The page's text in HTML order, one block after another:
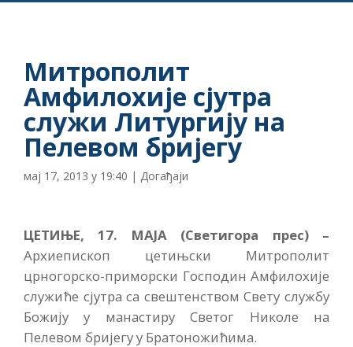
Митрополит
Амфилохије сјутра
служи Литургију на
Пелевом бријегу
мај 17, 2013 у 19:40 | Догађаји
ЦЕТИЊЕ, 17. МАЈА (Светигора прес) –
Архиепископ цетињски Митрополит
црногорско-приморски Господин Амфилохије
служиће сјутра са свештенством Свету службу
Божију у манастиру Светог Николе на
Пелевом бријегу у Братоножићима.